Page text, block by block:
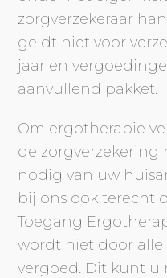
zorgverzekeraar
geldt niet voor
jaar en
aanvullend pakket.
Om ergotherapie
de zorgverzekering
nodig van uw
bij ons ook terecht
Toegang
wordt niet door alle
vergoed. Dit kunt u